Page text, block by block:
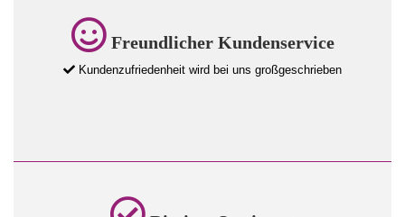
Freundlicher Kundenservice
Kundenzufriedenheit wird bei uns großgeschrieben